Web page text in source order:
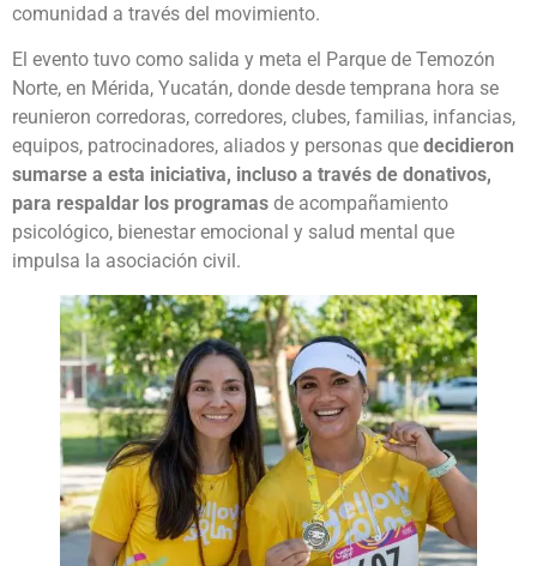
comunidad a través del movimiento.
El evento tuvo como salida y meta el Parque de Temozón
Norte, en Mérida, Yucatán, donde desde temprana hora se
reunieron corredoras, corredores, clubes, familias, infancias,
equipos, patrocinadores, aliados y personas que decidieron
sumarse a esta iniciativa, incluso a través de donativos,
para respaldar los programas de acompañamiento
psicológico, bienestar emocional y salud mental que
impulsa la asociación civil.